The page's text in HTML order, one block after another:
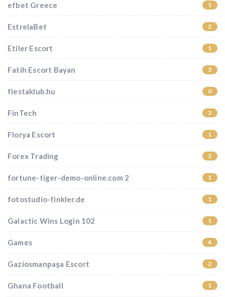
efbet Greece 1
EstrelaBet 2
Etiler Escort 1
Fatih Escort Bayan 3
fiestaklub.hu 0
FinTech 3
Florya Escort 1
Forex Trading 2
fortune-tiger-demo-online.com 2 1
fotostudio-finkler.de 1
Galactic Wins Login 102 1
Games 4
Gaziosmanpaşa Escort 2
Ghana Football 1